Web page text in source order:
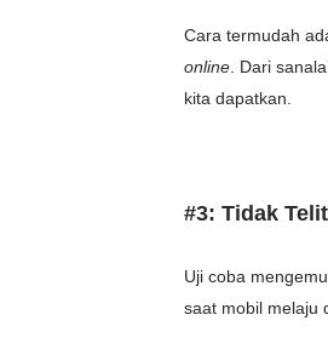
Cara termudah
online . Dari
kita dapatkan.
#3: Tidak
Uji coba
saat mobil melaju